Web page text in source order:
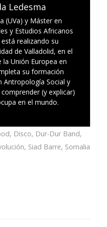
Ledesma
(UVa) y Máster en
y Estudios Africanos
realizando su
de Valladolid, en el
la Unión Europea en
su formación
Antropología Social y
(y explicar)
en el mundo.
, Disco, Dur-Dur Band,
, Siad Barre, Somalia